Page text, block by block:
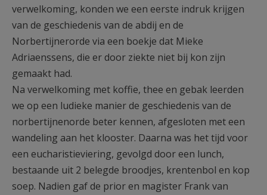
verwelkoming, konden we een eerste indruk krijgen
van de geschiedenis van de abdij en de
Norbertijnerorde via een boekje dat Mieke
Adriaenssens, die er door ziekte niet bij kon zijn
gemaakt had.
Na verwelkoming met koffie, thee en gebak leerden
we op een ludieke manier de geschiedenis van de
norbertijnenorde beter kennen, afgesloten met een
wandeling aan het klooster. Daarna was het tijd voor
een eucharistieviering, gevolgd door een lunch,
bestaande uit 2 belegde broodjes, krentenbol en kop
soep. Nadien gaf de prior en magister Frank van